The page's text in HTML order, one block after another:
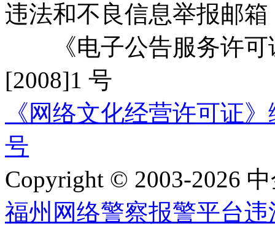
违法和不良信息举报邮箱
《电子公告服务许可
[2008]1 号
《网络文化经营许可证
号
Copyright © 2003-2026
福州网络警察报警平台违